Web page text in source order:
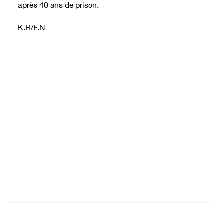
après 40 ans de prison.
K.R/F.N